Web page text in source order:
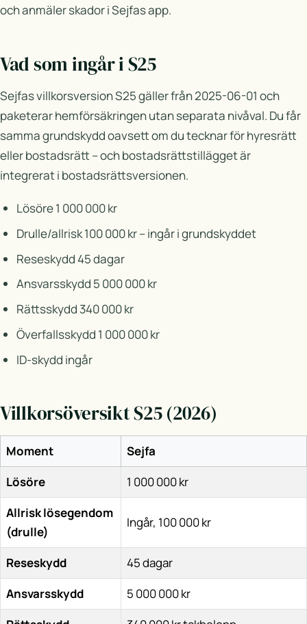
och anmäler skador i Sejfas app.
Vad som ingår i S25
Sejfas villkorsversion S25 gäller från 2025-06-01 och
paketerar hemförsäkringen utan separata nivåval. Du får
samma grundskydd oavsett om du tecknar för hyresrätt
eller bostadsrätt – och bostadsrättstillägget är
integrerat i bostadsrättsversionen.
Lösöre 1 000 000 kr
Drulle/allrisk 100 000 kr – ingår i grundskyddet
Reseskydd 45 dagar
Ansvarsskydd 5 000 000 kr
Rättsskydd 340 000 kr
Överfallsskydd 1 000 000 kr
ID-skydd ingår
Villkorsöversikt S25 (2026)
Moment
Sejfa
Lösöre
1 000 000 kr
Allrisk lösegendom
(drulle)
Ingår, 100 000 kr
Reseskydd
45 dagar
Ansvarsskydd
5 000 000 kr